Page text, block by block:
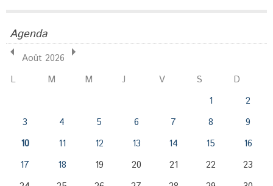
Agenda
Août 2026
L
M M J V S
D
1
2
3
4 5 6 7 8
9
10
11 12 13 14 15
16
17
18 19 20 21 22
23